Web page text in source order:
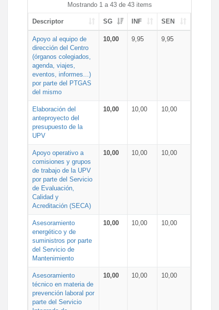
Mostrando 1 a 43 de 43 items
Descriptor SG INF SEN
Apoyo al equipo de
dirección del Centro
(órganos colegiados,
agenda, viajes,
eventos, informes...)
por parte del PTGAS
del mismo
10,00 9,95 9,95
Elaboración del
anteproyecto del
presupuesto de la
UPV
10,00 10,00 10,00
Apoyo operativo a
comisiones y grupos
de trabajo de la UPV
por parte del Servicio
de Evaluación,
Calidad y
Acreditación (SECA)
10,00 10,00 10,00
Asesoramiento
energético y de
suministros por parte
del Servicio de
Mantenimiento
10,00 10,00 10,00
Asesoramiento
técnico en materia de
prevención laboral por
parte del Servicio
10,00 10,00 10,00